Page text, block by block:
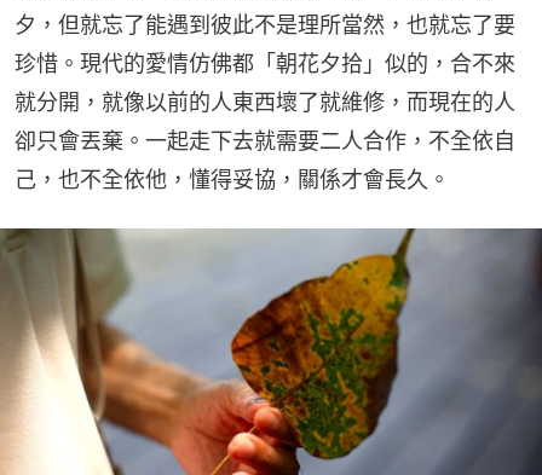
夕，但就忘了能遇到彼此不是理所當然，也就忘了要
珍惜。現代的愛情仿佛都「朝花夕拾」似的，合不來
就分開，就像以前的人東西壞了就維修，而現在的人
卻只會丟棄。一起走下去就需要二人合作，不全依自
己，也不全依他，懂得妥協，關係才會長久。